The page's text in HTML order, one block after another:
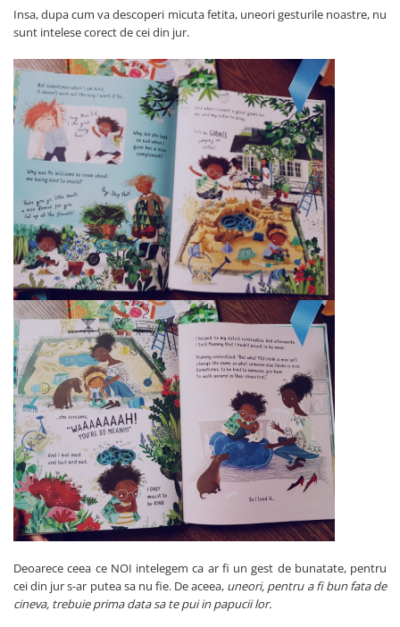
Insa, dupa cum va descoperi micuta fetita, uneori gesturile noastre, nu
sunt intelese corect de cei din jur.
Deoarece ceea ce NOI intelegem ca ar fi un gest de bunatate, pentru
cei din jur s-ar putea sa nu fie. De aceea, uneori, pentru a fi bun fata de
cineva, trebuie prima data sa te pui in papucii lor.